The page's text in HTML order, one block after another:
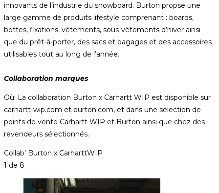
innovants de l’industrie du snowboard. Burton propse une
large gamme de produits lifestyle comprenant : boards,
bottes, fixations, vêtements, sous-vêtements d’hiver ainsi
que du prêt-à-porter, des sacs et bagages et des accessoires
utilisables tout au long de l’année.
Collaboration marques
Où: La collaboration Burton x Carhartt WIP est disponible sur
carhartt-wip.com et burton.com, et dans une sélection de
points de vente Carhartt WIP et Burton ainsi que chez des
revendeurs sélectionnés.
Collab' Burton x CarharttWIP
1 de 8